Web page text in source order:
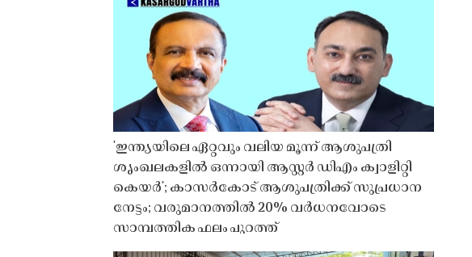
'ഇന്ത്യയിലെ ഏറ്റവും വലിയ മൂന്ന് ആശുപത്രി
ശൃംഖലകളിൽ ഒന്നായി ആസ്റ്റർ ഡിഎം ക്വാളിറ്റി
കെയർ'; കാസർകോട് ആശുപത്രിക്ക് സുപ്രധാന
നേട്ടം; വരുമാനത്തിൽ 20% വർധനവോടെ
സാമ്പത്തിക ഫലം പുറത്ത്